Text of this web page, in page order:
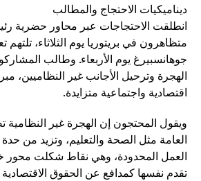
ديناميكيات الاحتجاج والمطالب
انطلقت الاحتجاجات عبر محاور حضرية
متظاهرون في بريتوريا يوم الثلاثاء، تلتهم
جوهانسبيرغ يوم الأربعاء. وطالب
الهجرة وترحيل الأجانب غير النظاميين،
اقتصادية واجتماعية متزايدة.
ويقول المحتجون إن الهجرة غير
العامة مثل الصحة والتعليم، وتزيد من
العمل المحدودة، وهي نقاط شكلت محور
تقدم نفسها كمدافع عن الحقوق